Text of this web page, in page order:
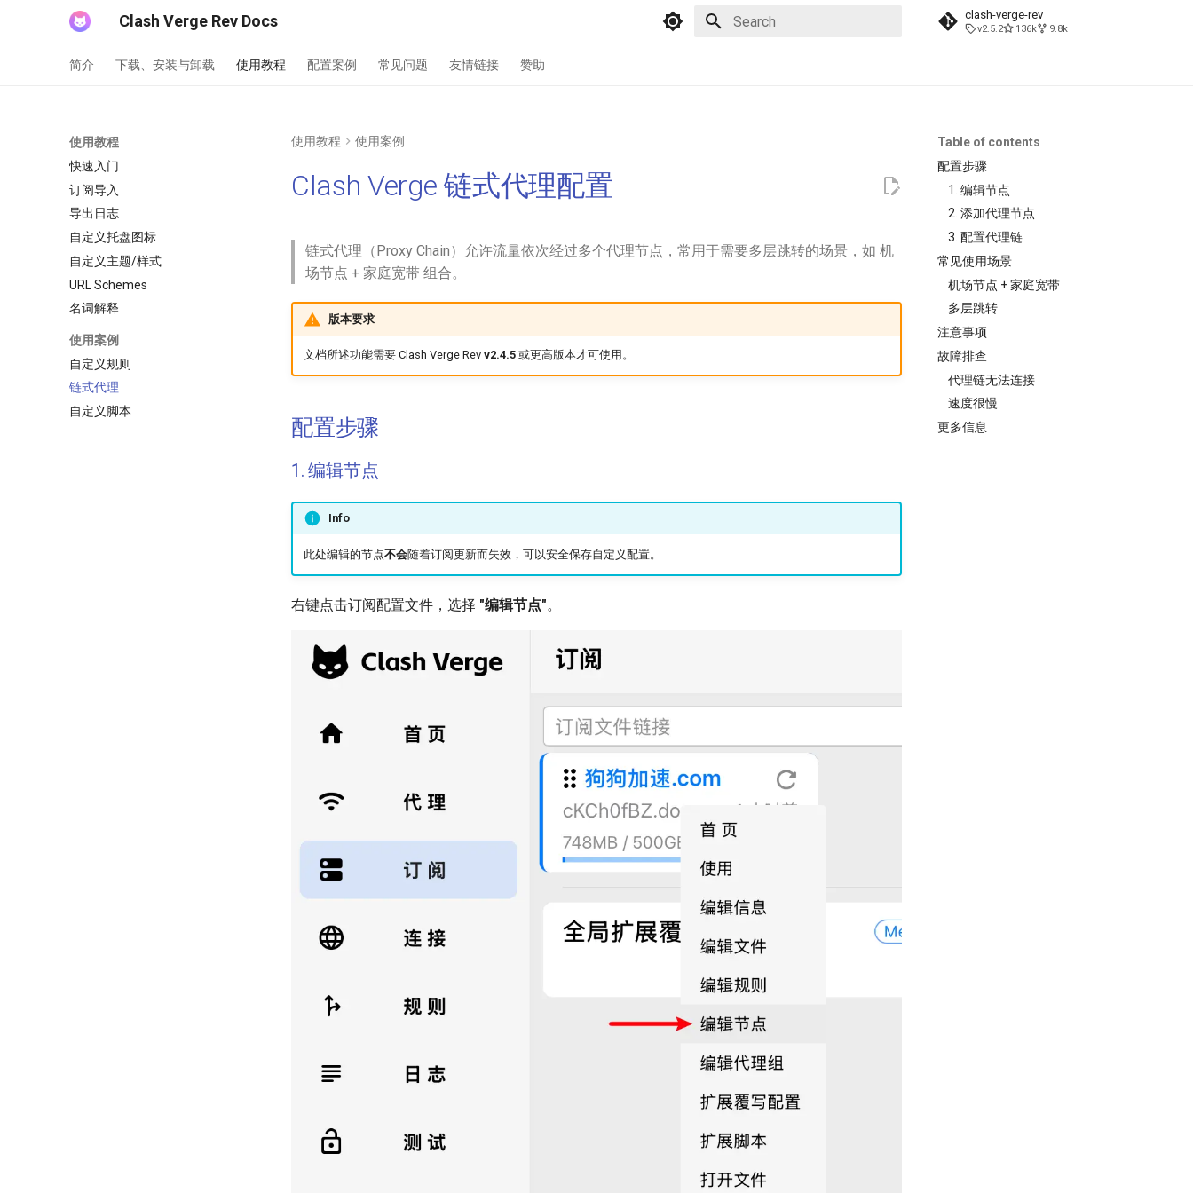
Clash Verge Rev Docs clash-verge-rev
v2.5.2 136k 9.8k
简介 下载、安装与卸载 使用教程 配置案例 常见问题 友情链接 赞助
使用教程
快速入门
订阅导入
导出日志
自定义托盘图标
自定义主题/样式
URL Schemes
名词解释
使用案例
自定义规则
链式代理
自定义脚本
Table of contents
配置步骤
1. 编辑节点
2. 添加代理节点
3. 配置代理链
常见使用场景
机场节点 + 家庭宽带
多层跳转
注意事项
故障排查
代理链无法连接
速度很慢
更多信息
使用教程 使用案例
Clash Verge 链式代理配置
链式代理（Proxy Chain）允许流量依次经过多个代理节点，常用于需要多层跳转的场景，如 机
场节点 + 家庭宽带 组合。
版本要求
文档所述功能需要 Clash Verge Rev v2.4.5或更高版本才可使用。
配置步骤
1. 编辑节点
Info
此处编辑的节点不会随着订阅更新而失效，可以安全保存自定义配置。
右键点击订阅配置文件，选择 "编辑节点"。